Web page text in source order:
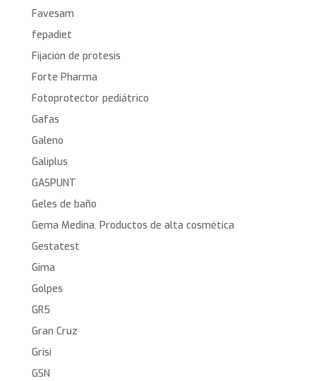
Favesam
fepadiet
Fijación de protesis
Forte Pharma
Fotoprotector pediátrico
Gafas
Galeno
Galiplus
GASPUNT
Geles de baño
Gema Medina. Productos de alta cosmética
Gestatest
Gima
Golpes
GR5
Gran Cruz
Grisi
GSN